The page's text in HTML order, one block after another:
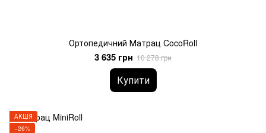
Ортопедичний Матрац CocoRoll
3 635 грн 10 278 грн
Купити
АКЦІЯ
−26%